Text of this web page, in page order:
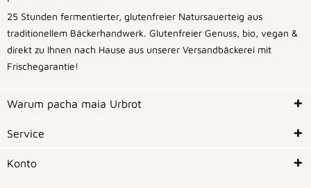
25 Stunden fermentierter, glutenfreier Natursauerteig aus
traditionellem Bäckerhandwerk. Glutenfreier Genuss, bio, vegan &
direkt zu Ihnen nach Hause aus unserer Versandbäckerei mit
Frischegarantie!
Warum pacha maia Urbrot
Service
Konto